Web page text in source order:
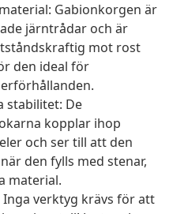
Gabionkorgen är
järntrådar och är
mot rost
den ideal för
stabilitet: De
kopplar ihop
och ser till att den
den fylls med stenar,
material.
verktyg krävs för att